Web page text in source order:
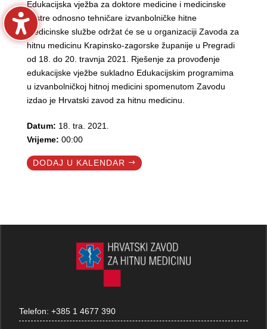
Edukacijska vježba za doktore medicine i medicinske
sestre odnosno tehničare izvanbolničke hitne
medicinske službe održat će se u organizaciji Zavoda za
hitnu medicinu Krapinsko-zagorske županije u Pregradi
od 18. do 20. travnja 2021. Rješenje za provođenje
edukacijske vježbe sukladno Edukacijskim programima
u izvanbolničkoj hitnoj medicini spomenutom Zavodu
izdao je Hrvatski zavod za hitnu medicinu.
Datum: 18. tra. 2021.
Vrijeme: 00:00
DODAJ U KALENDAR
Telefon:+385 1 4677 390